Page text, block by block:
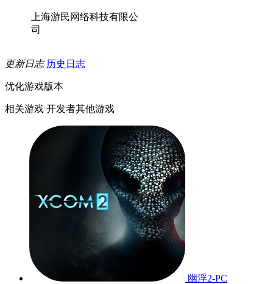
上海游民网络科技有限公
司
更新日志 历史日志
优化游戏版本
相关游戏 开发者其他游戏
幽浮2-PC